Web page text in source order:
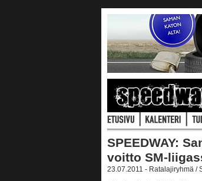
SPEEDWAY:
voitto SM-
23.07.2011 - Ratalajiryhmä /